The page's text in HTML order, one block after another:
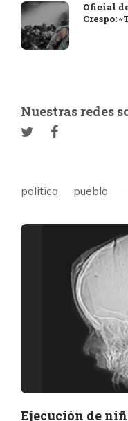
Oficial
Crespo:
Nuestras redes
politica pueblo
Ejecución de